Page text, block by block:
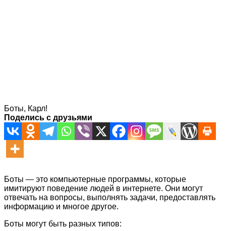
Боты, Карл!
Поделись с друзьями
Боты — это компьютерные программы, которые
имитируют поведение людей в интернете. Они могут
отвечать на вопросы, выполнять задачи, предоставлять
информацию и многое другое.
Боты могут быть разных типов: